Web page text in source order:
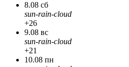
8.08 сб
sun-rain-cloud
+26
9.08 вс
sun-rain-cloud
+21
10.08 пн